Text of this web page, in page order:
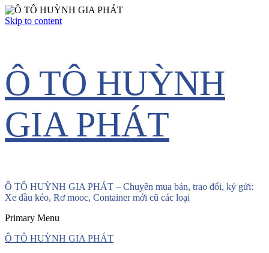
Skip to content
Ô TÔ HUỲNH
GIA PHÁT
Ô TÔ HUỲNH GIA PHÁT – Chuyên mua bán, trao đổi, ký gửi:
Xe đầu kéo, Rơ mooc, Container mới cũ các loại
Primary Menu
Ô TÔ HUỲNH GIA PHÁT